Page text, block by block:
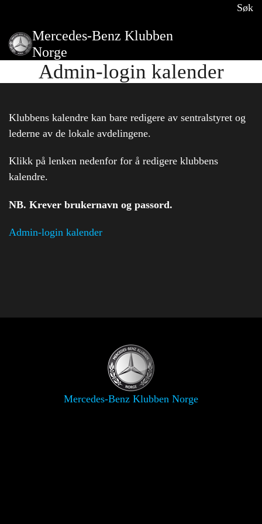
Søk
Mercedes-Benz Klubben
Norge
Admin-login kalender
Klubbens kalendre kan bare redigere av sentralstyret og
lederne av de lokale avdelingene.
Klikk på lenken nedenfor for å redigere klubbens
kalendre.
NB. Krever brukernavn og passord.
Admin-login kalender
Mercedes-Benz Klubben Norge